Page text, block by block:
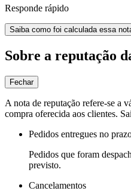
Responde rápido
Saiba como foi calculada essa
Sobre a reputação
Fechar
A nota de reputação refere-se a
compra oferecida aos clientes.
Pedidos entregues no
Pedidos que foram
previsto.
Cancelamentos